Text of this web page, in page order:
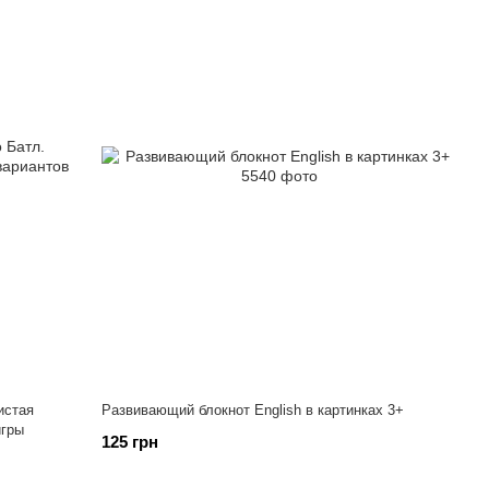
Развивающий блокнот English в картинках 3+
125 грн